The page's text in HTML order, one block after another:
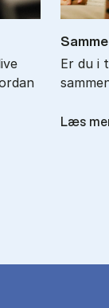
Er du i
Læs